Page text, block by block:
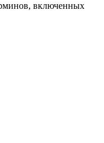
включенных